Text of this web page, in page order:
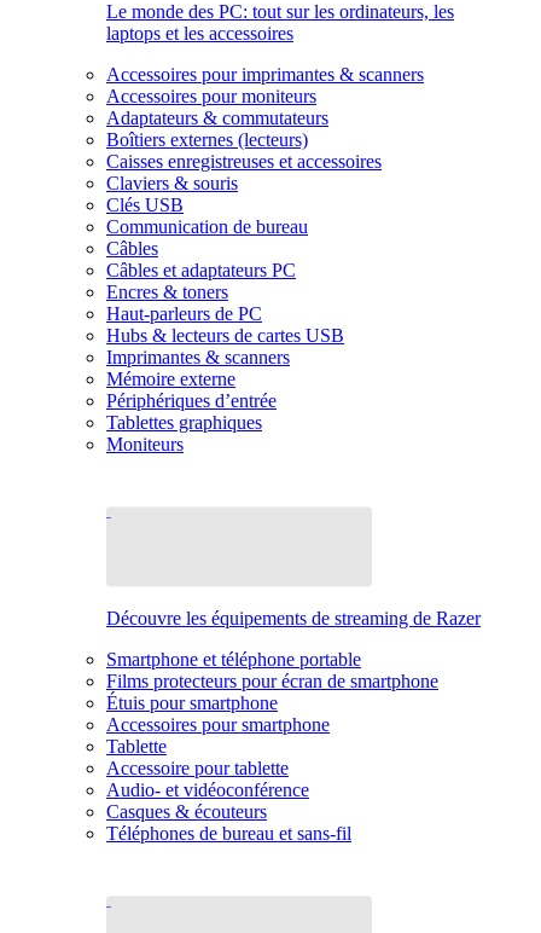
Le monde des PC: tout sur les ordinateurs, les
laptops et les accessoires
Accessoires pour imprimantes & scanners
Accessoires pour moniteurs
Adaptateurs & commutateurs
Boîtiers externes (lecteurs)
Caisses enregistreuses et accessoires
Claviers & souris
Clés USB
Communication de bureau
Câbles
Câbles et adaptateurs PC
Encres & toners
Haut-parleurs de PC
Hubs & lecteurs de cartes USB
Imprimantes & scanners
Mémoire externe
Périphériques d’entrée
Tablettes graphiques
Moniteurs
Découvre les équipements de streaming de Razer
Smartphone et téléphone portable
Films protecteurs pour écran de smartphone
Étuis pour smartphone
Accessoires pour smartphone
Tablette
Accessoire pour tablette
Audio- et vidéoconférence
Casques & écouteurs
Téléphones de bureau et sans-fil